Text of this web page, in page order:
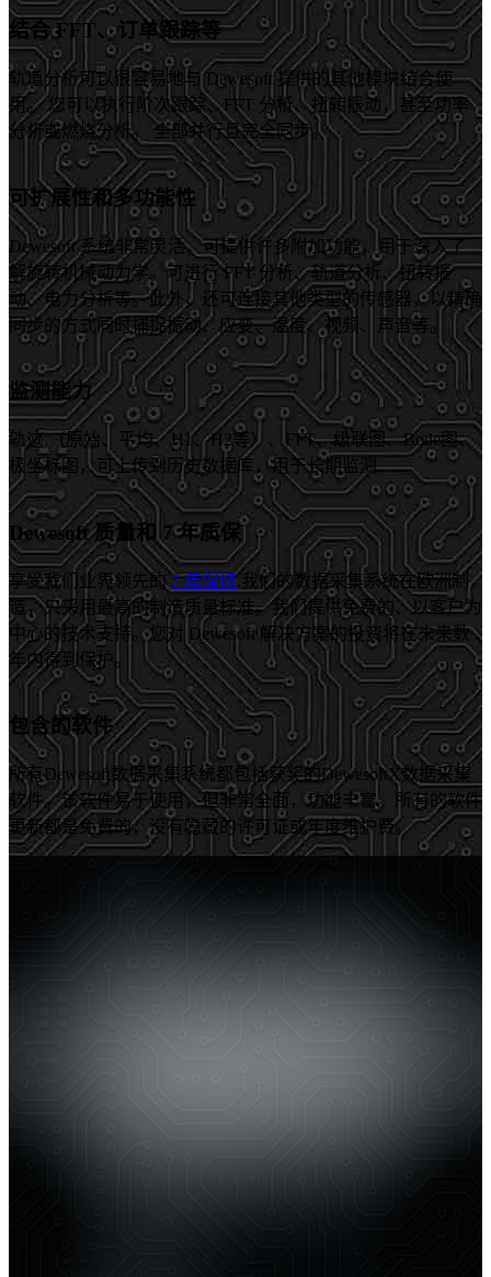
结合 FFT、订单跟踪等
轨道分析可以很容易地与 Dewesoft 提供的其他模块结合使
用。 您可以执行阶次跟踪、FFT 分析、扭转振动，甚至功率
分析或燃烧分析。 全部并行且完全同步。
可扩展性和多功能性
Dewesoft 系统非常灵活，可提供许多附加功能，用于深入了
解旋转机械动力学。可进行 FFT 分析、轨道分析、扭转振
动、电力分析等。此外，还可连接其他类型的传感器，以精确
同步的方式同时捕捉振动、应变、温度、视频、声音等。
监测能力
轨迹 （原始、平均、H1、H2等）、FFT、级联图、Bode图、
极坐标图，可上传到历史数据库，用于长期监测.
Dewesoft 质量和 7 年质保
享受我们业界领先的 7 年保修 .我们的数据采集系统在欧洲制
造，只采用最高的制造质量标准。我们提供免费的、以客户为
中心的技术支持。您对 Dewesoft 解决方案的投资将在未来数
年内得到保护。
包含的软件
所有Dewesoft数据采集系统都包括获奖的DewesoftX数据采集
软件。该软件易于使用，但非常全面，功能丰富。所有的软件
更新都是免费的，没有隐藏的许可证或年度维护费。